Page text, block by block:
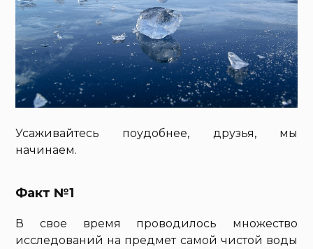
Усаживайтесь поудобнее, друзья, мы
начинаем.
Факт №1
В свое время проводилось множество
исследований на предмет самой чистой воды